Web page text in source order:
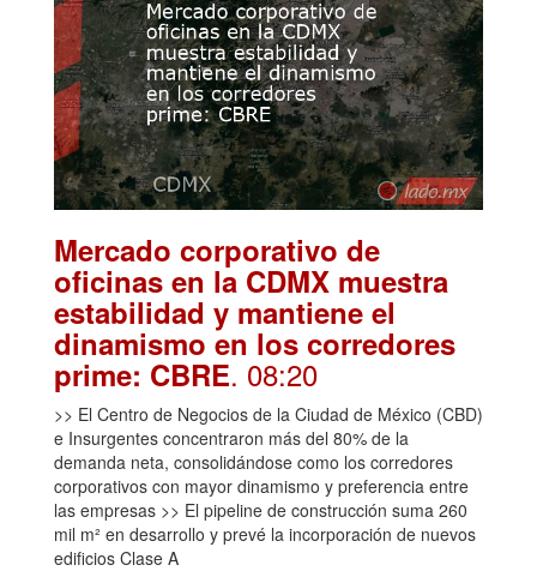
Mercado corporativo de
oficinas en la CDMX muestra
estabilidad y mantiene el
dinamismo en los corredores
prime: CBRE. 08:20
>> El Centro de Negocios de la Ciudad de México (CBD)
e Insurgentes concentraron más del 80% de la
demanda neta, consolidándose como los corredores
corporativos con mayor dinamismo y preferencia entre
las empresas >> El pipeline de construcción suma 260
mil m² en desarrollo y prevé la incorporación de nuevos
edificios Clase A